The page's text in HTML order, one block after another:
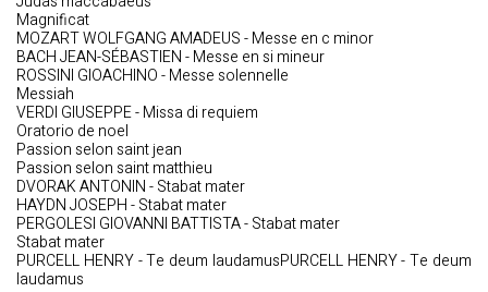
Magnificat
MOZART WOLFGANG AMADEUS - Messe en c minor
BACH JEAN-SÉBASTIEN - Messe en si mineur
ROSSINI GIOACHINO - Messe solennelle
Messiah
VERDI GIUSEPPE - Missa di requiem
Oratorio de noel
Passion selon saint jean
Passion selon saint matthieu
DVORAK ANTONIN - Stabat mater
HAYDN JOSEPH - Stabat mater
PERGOLESI GIOVANNI BATTISTA - Stabat mater
Stabat mater
PURCELL HENRY - Te deum laudamusPURCELL HENRY - Te deum
laudamus